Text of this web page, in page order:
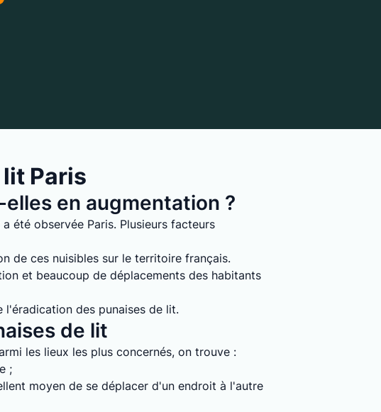
Paris
en augmentation ?
été observée Paris. Plusieurs facteurs
de ces nuisibles sur le territoire français.
et beaucoup de déplacements des habitants
des punaises de lit.
de lit
les lieux les plus concernés, on trouve :
;
moyen de se déplacer d'un endroit à l'autre